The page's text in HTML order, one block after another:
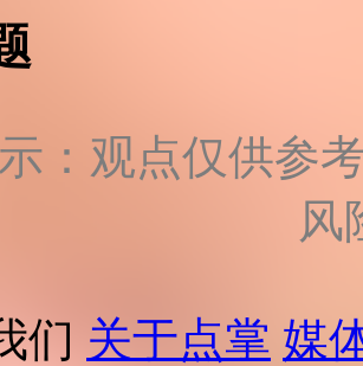
：观点仅供参
风
们 关于点掌 媒